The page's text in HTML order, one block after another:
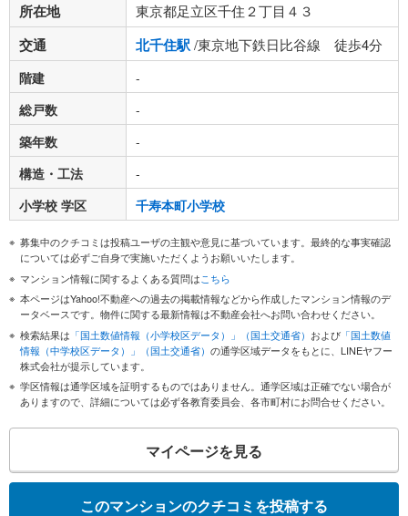
所在地 東京都足立区千住２丁目４３
交通 北千住駅/東京地下鉄日比谷線 徒歩4分
階建
-
総戸数
-
築年数
-
構造・工法
-
小学校 学区
千寿本町小学校
募集中のクチコミは投稿ユーザの主観や意見に基づいています。最終的な事実確認
については必ずご自身で実施いただくようお願いいたします。
マンション情報に関するよくある質問はこちら
本ページはYahoo!不動産への過去の掲載情報などから作成したマンション情報のデ
ータベースです。物件に関する最新情報は不動産会社へお問い合わせください。
検索結果は 「国土数値情報（小学校区データ）」（国土交通省） および 「国土数値
情報（中学校区データ）」（国土交通省） の通学区域データをもとに、LINEヤフー
株式会社が提示しています。
学区情報は通学区域を証明するものではありません。通学区域は正確でない場合が
ありますので、詳細については必ず各教育委員会、各市町村にお問合せください。
マイページを見る
このマンションのクチコミを投稿する